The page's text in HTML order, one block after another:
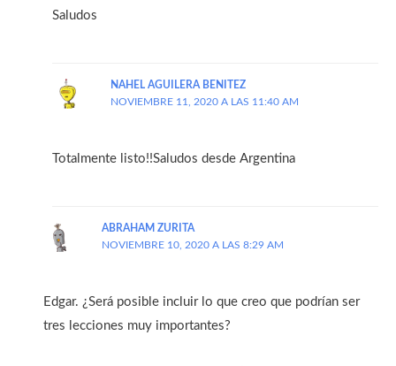
Saludos
NAHEL AGUILERA BENITEZ
NOVIEMBRE 11, 2020 A LAS 11:40 AM
Totalmente listo!!Saludos desde Argentina
ABRAHAM ZURITA
NOVIEMBRE 10, 2020 A LAS 8:29 AM
Edgar. ¿Será posible incluir lo que creo que podrían ser
tres lecciones muy importantes?